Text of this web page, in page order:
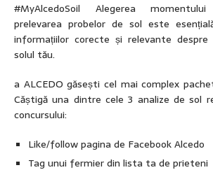
#MyAlcedoSoil Alegerea
prelevarea probelor de sol este
informațiilor corecte și relevante
solul tău.
a ALCEDO găsești cel mai complex
Căștigă una dintre cele 3 analize de sol
concursului:
Like/follow pagina de Facebook Alcedo
Tag unui fermier din lista ta de prieteni